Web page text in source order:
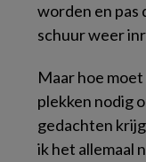
worden en pas
schuur weer
Maar hoe
plekken nodig
gedachten
ik het allemaal